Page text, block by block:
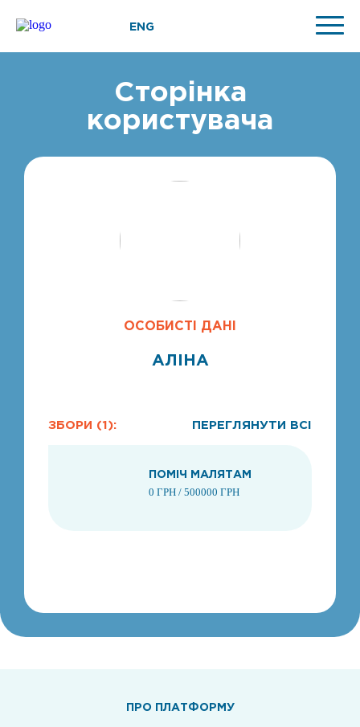
ENG
Сторінка
користувача
АЛІНА
ОСОБИСТІ ДАНІ
ЗБОРИ (1): ПЕРЕГЛЯНУТИ ВСІ
ПОМІЧ МАЛЯТАМ
0 ГРН / 500000 ГРН
ПРО ПЛАТФОРМУ